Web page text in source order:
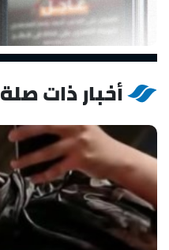
أخبار ذات صلة